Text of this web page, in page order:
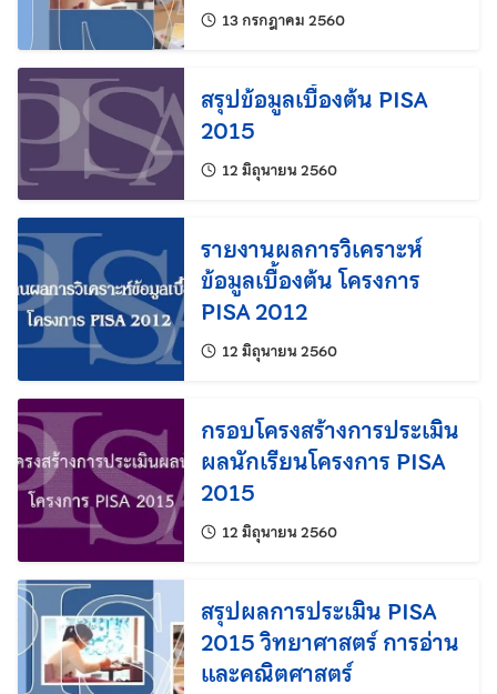
13 กรกฎาคม 2560แก้ไขล่าสุดเมื่อ:
สรุปข้อมูลเบื้องต้น PISA
2015
12 มิถุนายน 2560แก้ไขล่าสุดเมื่อ:
รายงานผลการวิเคราะห์
ข้อมูลเบื้องต้น โครงการ
PISA 2012
12 มิถุนายน 2560แก้ไขล่าสุดเมื่อ:
กรอบโครงสร้างการประเมิน
ผลนักเรียนโครงการ PISA
2015
12 มิถุนายน 2560แก้ไขล่าสุดเมื่อ:
สรุปผลการประเมิน PISA
2015 วิทยาศาสตร์ การอ่าน
และคณิตศาสตร์